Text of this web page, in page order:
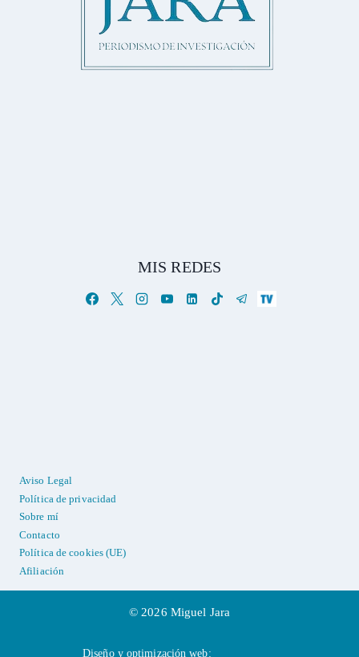
MIS REDES
Aviso Legal
Política de privacidad
Sobre mí
Contacto
Política de cookies (UE)
Afiliación
© 2026 Miguel Jara
Diseño y optimización web: